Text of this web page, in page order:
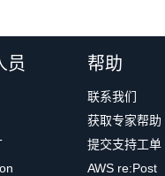
员 帮助
联系我们
获取专家帮助
提交支持工单
AWS re:Post